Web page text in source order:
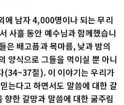
에 남자 4,000명이나 되는 무리
사흘 동안 예수님과 함께했습니
은 배고픔과 목마름, 낮과 밤의
양식으로 그들을 먹이실 뿐 아니
(34~37절). 이 이야기는 우리가
는다고 하면서도 말씀에 대한 갈
한 갈망과 말씀에 대한 굶주림